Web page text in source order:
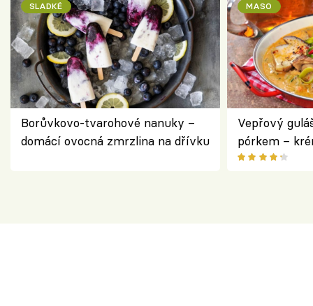
SLADKÉ
Borůvkovo-tvarohové nanuky –
domácí ovocná zmrzlina na dřívku
MASO
Vepřový
pórkem –
pokrm z